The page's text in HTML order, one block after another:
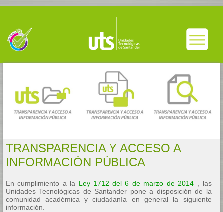
TRANSPARENCIA Y ACCESO A
INFORMACIÓN PÚBLICA
En cumplimiento a la Ley 1712 del 6 de marzo de 2014 , las
Unidades Tecnológicas de Santander pone a disposición de la
comunidad académica y ciudadanía en general la siguiente
información.